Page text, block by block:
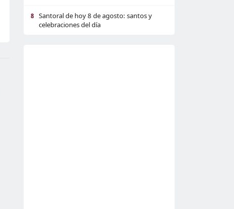
8
Santoral de hoy 8 de agosto: santos y
celebraciones del día